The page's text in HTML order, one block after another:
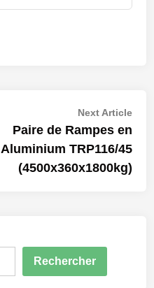
Next ArticleNext
Paire de Rampes en
Aluminium TRP116/45
(4500x360x1800kg)
Rechercher